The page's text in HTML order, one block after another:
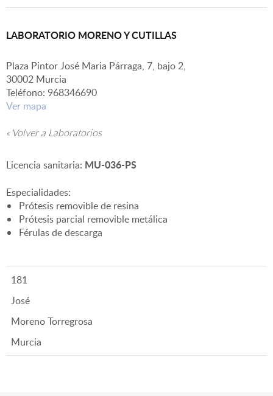
LABORATORIO MORENO Y CUTILLAS
Plaza Pintor José Maria Párraga, 7, bajo 2,
30002 Murcia
Teléfono: 968346690
Ver mapa
« Volver a Laboratorios
Licencia sanitaria: MU-036-PS
Especialidades:
Prótesis removible de resina
Prótesis parcial removible metálica
Férulas de descarga
181
José
Moreno Torregrosa
Murcia